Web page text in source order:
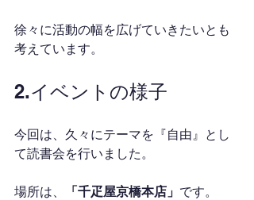
徐々に活動の幅を広げていきたいとも
考えています。
2.イベントの様子
今回は、久々にテーマを『自由』とし
て読書会を行いました。
場所は、 「千疋屋京橋本店」 です。